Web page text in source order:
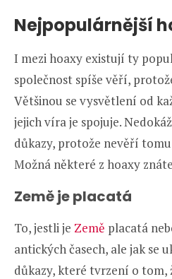
Nejpopulárnější
I mezi hoaxy existují ty
společnost spíše věří,
Většinou se vysvětlení od
jejich víra je spojuje.
důkazy, protože nevěří
Možná některé z hoaxy
Země je placatá
To, jestli je Země placatá
antických časech, ale jak se
důkazy, které tvrzení o tom,